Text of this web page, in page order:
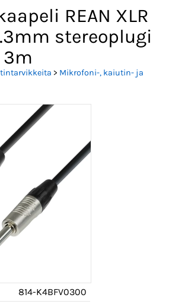
REAN XLR
stereoplugi
> Mikrofoni-, kaiutin- ja
814-K4BFV0300